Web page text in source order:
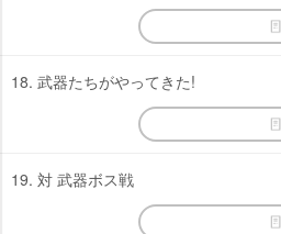
18. 武器たちがやってきた!
19. 対 武器ボス戦